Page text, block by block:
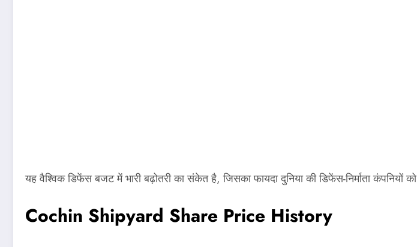
यह वैश्विक डिफेंस बजट में भारी बढ़ोतरी का संकेत है, जिसका फायदा दुनिया की डिफेंस-निर्माता कंपनियों
Cochin Shipyard Share Price History